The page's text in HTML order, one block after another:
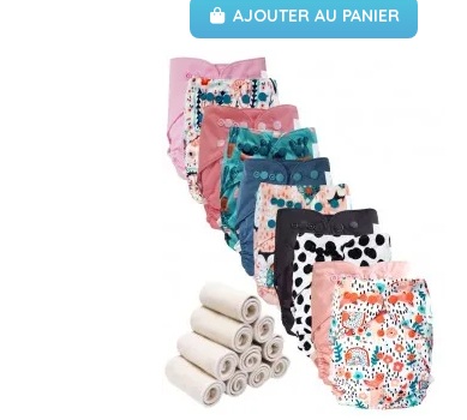
AJOUTER AU PANIER